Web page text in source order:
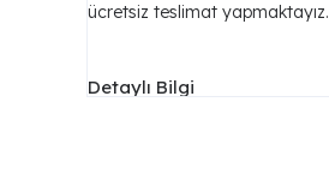
ücretsiz teslimat yapmaktayız.
Detaylı Bilgi